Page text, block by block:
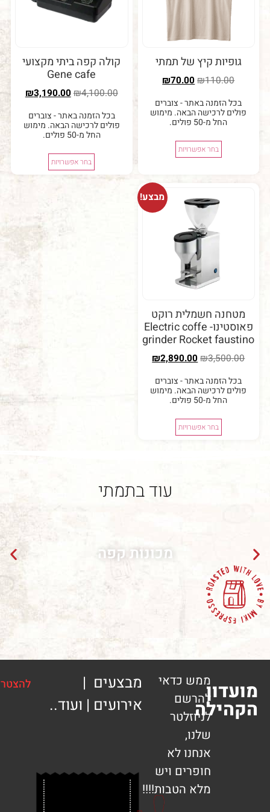
קיץ של תמתי
₪70.00
הזמנה באתר - צוברים
לרכישה הבאה. מימוש
בחר אפשרויות
קולה קפה ביתי מקצועי
Gene cafe
₪
₪3,190.00
בכל הזמנה באתר - צוברים
פולים לרכישה הבאה. מימוש
בחר אפשרויות
מבצע!
חשמלית רוקט
פאוסטינו- Electric coffe
grinder Rocket
₪
₪2,890.00
הזמנה באתר - צוברים
לרכישה הבאה. מימוש
בחר אפשרויות
עוד בתמתי
מכונות קפה
ממש כדאי
להרשם
לניוזלטר
אנחנו לא
חופרים ויש
מלא הטבות!!!!
מבצעים |
אירועים | ועוד..
להצטרפות